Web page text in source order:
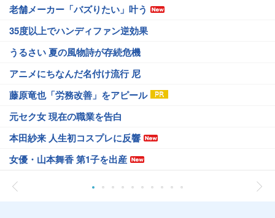
老舗メーカー「バズりたい」叶う
35度以上でハンディファン逆効果
うるさい 夏の風物詩が存続危機
アニメにちなんだ名付け流行 尼
藤原竜也「労務改善」をアピール
元セク女 現在の職業を告白
本田紗来 人生初コスプレに反響
女優・山本舞香 第1子を出産